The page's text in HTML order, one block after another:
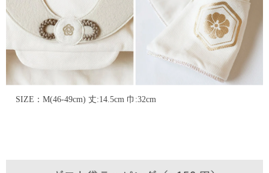
SIZE：M(46-49cm) 丈:14.5cm 巾:32cm